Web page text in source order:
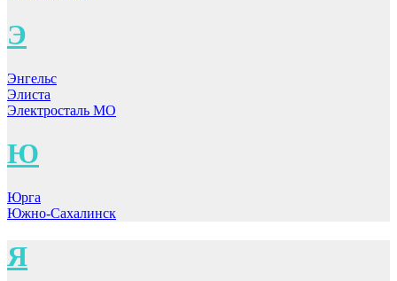
Э
Энгельс
Элиста
Электросталь МО
Ю
Юрга
Южно-Сахалинск
Я